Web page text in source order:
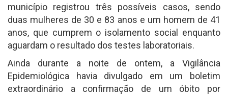
município registrou três possíveis casos, sendo
duas mulheres de 30 e 83 anos e um homem de 41
anos, que cumprem o isolamento social enquanto
aguardam o resultado dos testes laboratoriais.
Ainda durante a noite de ontem, a Vigilância
Epidemiológica havia divulgado em um boletim
extraordinário a confirmação de um óbito por